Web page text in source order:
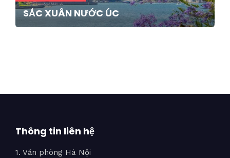
SẮC XUÂN NƯỚC ÚC
Thông tin liên hệ
1. Văn phòng Hà Nội